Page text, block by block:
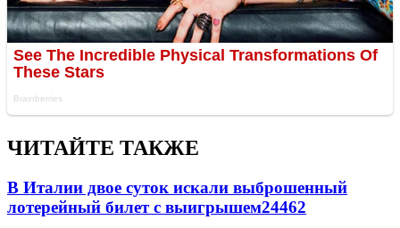
ЧИТАЙТЕ ТАКЖЕ
В Италии двое суток искали выброшенный
лотерейный билет с выигрышем24462